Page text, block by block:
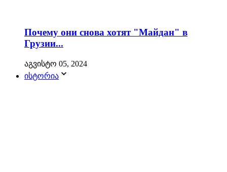
Почему они снова хотят "Майдан" в
Грузии...
აგვისტო 05, 2024
ისტორია